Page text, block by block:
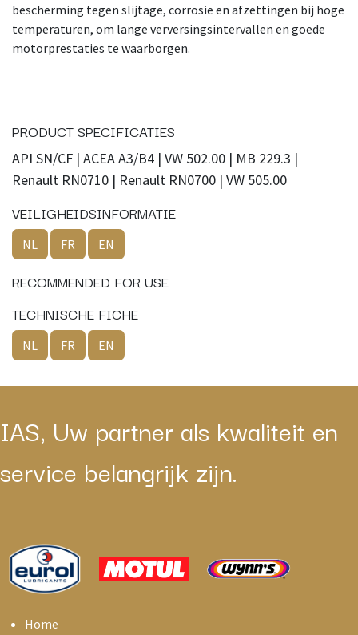
bescherming tegen slijtage, corrosie en afzettingen bij hoge
temperaturen, om lange verversingsintervallen en goede
motorprestaties te waarborgen.
PRODUCT SPECIFICATIES
API SN/CF | ACEA A3/B4 | VW 502.00 | MB 229.3 |
Renault RN0710 | Renault RN0700 | VW 505.00
VEILIGHEIDSINFORMATIE
NL FR EN
RECOMMENDED FOR USE
TECHNISCHE FICHE
NL FR EN
IAS, Uw partner als kwaliteit en
service belangrijk zijn.
Home